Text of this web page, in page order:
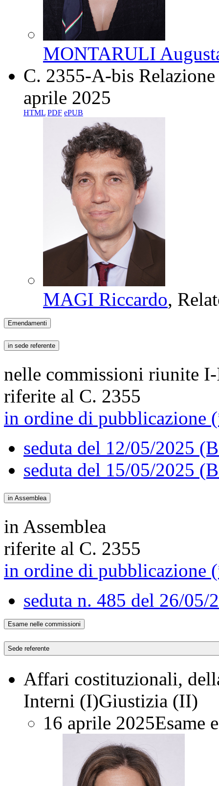
MONTARULI
C. 2355-A-bis
aprile 2025
HTML PDF ePUB
MAGI Riccardo,
Emendamenti
in sede referente
nelle commissioni riunite
riferite al C. 2355
in ordine di pubblicazione
seduta del 12/05/2025
seduta del 15/05/2025
in Assemblea
in Assemblea
riferite al C. 2355
in ordine di pubblicazione
seduta n. 485 del 26/05/
Esame nelle commissioni
Sede referente
Affari costituzionali,
Interni (I)Giustizia (II)
16 aprile 2025Esame